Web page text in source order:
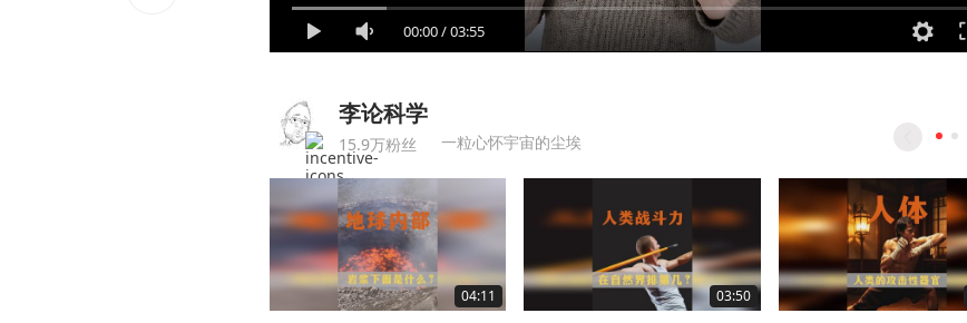
00:00/03:55
李论科学
15.9万粉丝 一粒心怀宇宙的尘埃
04:11 03:50